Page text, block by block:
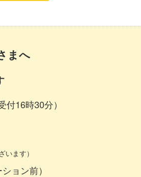
まへ
16時30分）
ます）
ョン前）